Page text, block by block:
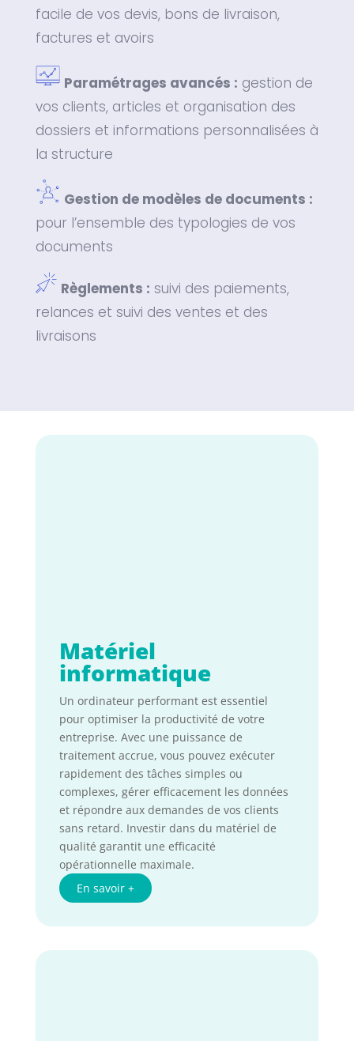
facile de vos devis, bons de livraison,
factures et avoirs
Paramétrages avancés : gestion de
vos clients, articles et organisation des
dossiers et informations personnalisées à
la structure
Gestion de modèles de documents :
pour l’ensemble des typologies de vos
documents
Règlements : suivi des paiements,
relances et suivi des ventes et des
livraisons
Matériel
informatique
Un ordinateur performant est essentiel
pour optimiser la productivité de votre
entreprise. Avec une puissance de
traitement accrue, vous pouvez exécuter
rapidement des tâches simples ou
complexes, gérer efficacement les données
et répondre aux demandes de vos clients
sans retard. Investir dans du matériel de
qualité garantit une efficacité
opérationnelle maximale.
En savoir +